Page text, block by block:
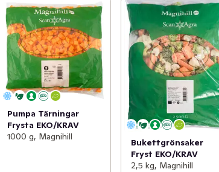
Pumpa Tärningar
Frysta EKO/KRAV
1000 g, Magnihill
Bukettgrönsaker
Fryst EKO/KRAV
2,5 kg, Magnihill